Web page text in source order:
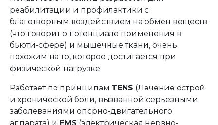
реабилитации и профилактики с
благотворным воздействием на обмен веществ
(что говорит о потенциале применения в
бьюти-сфере) и мышечные ткани, очень
похожим на то, которое достигается при
физической нагрузке.
Работает по принципам TENS (Лечение острой
и хронической боли, вызванной серьезными
заболеваниями опорно-двигательного
аппарата) и EMS (электрическая нервно-